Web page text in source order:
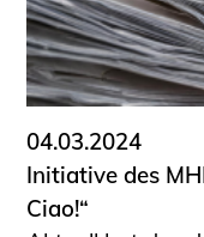
04.03.2024
Initiative des
Ciao!“